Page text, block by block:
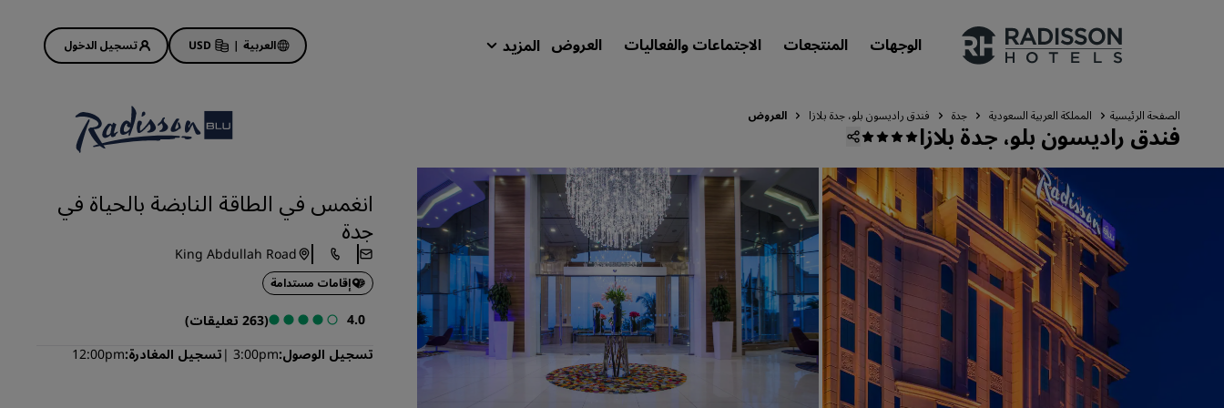
الوجهات المنتجعات الاجتماعات والفعاليات العروض المزيد العربية |
USD تسجيل الدخول
علاماتنا التجارية
علامات فنادق راديسون التجارية
الوجهات
المنتجعات
شقق فندقية مجهزة
فنادق قريبة من المطار
الفنادق الجديدة والمرتقب افتتاحها قريبًا
الاجتماعات والفعاليات
استكشف برنامج Radisson Meetings
عروض الفنادق
ابدأ الآن لربح الكثير
احجز مقدمًا
اطلع على الباقات المتاحة لدينا
الصفحة الرئيسية المملكة العربية السعودية جدة فندق راديسون بلو، جدة بلازا العروض
فندق راديسون بلو، جدة بلازا
انغمس في الطاقة النابضة بالحياة في
جدة
King Abdullah Road
إقامات مستدامة
4.0
(263 تعليقات)
تسجيل الوصول 3:00pm تسجيل المغادرة 12:00pm